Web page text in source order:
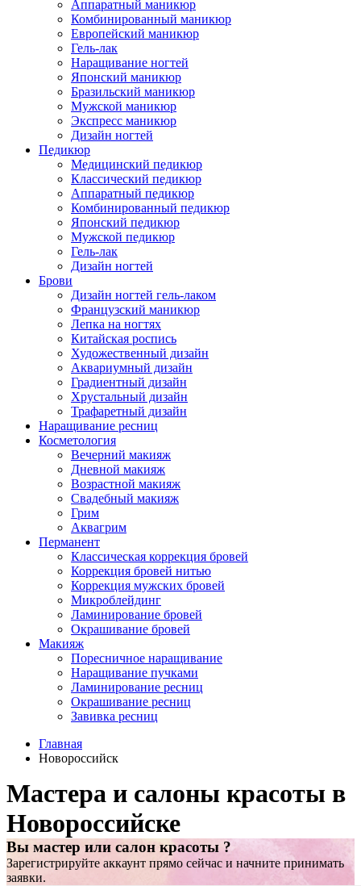
Аппаратный маникюр
Комбинированный маникюр
Европейский маникюр
Гель-лак
Наращивание ногтей
Японский маникюр
Бразильский маникюр
Мужской маникюр
Экспресс маникюр
Дизайн ногтей
Педикюр
Медицинский педикюр
Классический педикюр
Аппаратный педикюр
Комбинированный педикюр
Японский педикюр
Мужской педикюр
Гель-лак
Дизайн ногтей
Брови
Дизайн ногтей гель-лаком
Французский маникюр
Лепка на ногтях
Китайская роспись
Художественный дизайн
Аквариумный дизайн
Градиентный дизайн
Хрустальный дизайн
Трафаретный дизайн
Наращивание ресниц
Косметология
Вечерний макияж
Дневной макияж
Возрастной макияж
Свадебный макияж
Грим
Аквагрим
Перманент
Классическая коррекция бровей
Коррекция бровей нитью
Коррекция мужских бровей
Микроблейдинг
Ламинирование бровей
Окрашивание бровей
Макияж
Поресничное наращивание
Наращивание пучками
Ламинирование ресниц
Окрашивание ресниц
Завивка ресниц
Главная
Новороссийск
Мастера и салоны красоты в
Новороссийске
Вы мастер или салон красоты ?
Зарегистрируйте аккаунт прямо сейчас и начните принимать
заявки.